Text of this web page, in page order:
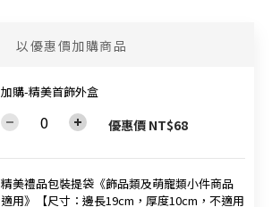
以優惠價加購商品
加購-精美首飾外盒
優惠價 NT$68
精美禮品包裝提袋《飾品類及萌寵類小件商品
適用》【尺寸：邊長19cm，厚度10cm，不適用